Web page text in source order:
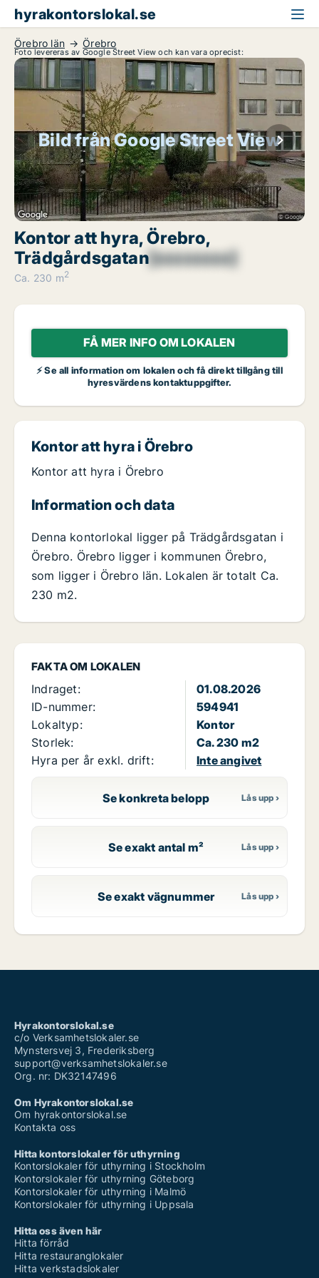
hyrakontorslokal.se
Örebro län Örebro
Foto levereras av Google Street View och kan vara oprecist:
Bild från Google Street View
Kontor att hyra, Örebro,
Trädgårdsgatan[xxxxxxxx]
Ca. 230 m2
FÅ MER INFO OM LOKALEN
⚡ Se all information om lokalen och få direkt tillgång till
hyresvärdens kontaktuppgifter.
FAKTA OM LOKALEN
Indraget:
01.08.2026
ID-nummer:
594941
Lokaltyp:
Kontor
Storlek:
Ca. 230 m2
Hyra per år exkl. drift:
Inte angivet
Se konkreta belopp
Se exakt antal m²
Se exakt vägnummer
Kontor att hyra i Örebro
Kontor att hyra i Örebro
Information och data
Denna kontorlokal ligger på Trädgårdsgatan i
Örebro. Örebro ligger i kommunen Örebro,
som ligger i Örebro län. Lokalen är totalt Ca.
230 m2.
Hyrakontorslokal.se
c/o Verksamhetslokaler.se
Mynstersvej 3, Frederiksberg
support@verksamhetslokaler.se
Org. nr: DK32147496
Om Hyrakontorslokal.se
Om hyrakontorslokal.se
Kontakta oss
Hitta kontorslokaler för uthyrning
Kontorslokaler för uthyrning i Stockholm
Kontorslokaler för uthyrning Göteborg
Kontorslokaler för uthyrning i Malmö
Kontorslokaler för uthyrning i Uppsala
Hitta oss även här
Hitta förråd
Hitta restauranglokaler
Hitta verkstadslokaler